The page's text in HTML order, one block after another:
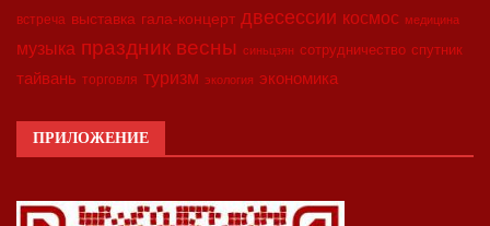
встреча выставка гала-концерт двесессии космос медицина
музыка праздник весны синьцзян сотрудничество спутник
тайвань торговля туризм экология экономика
ПРИЛОЖЕНИЕ